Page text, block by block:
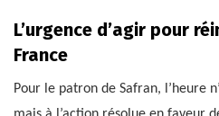
L’urgence d’agir pour
France
Pour le patron de Safran, l’heure